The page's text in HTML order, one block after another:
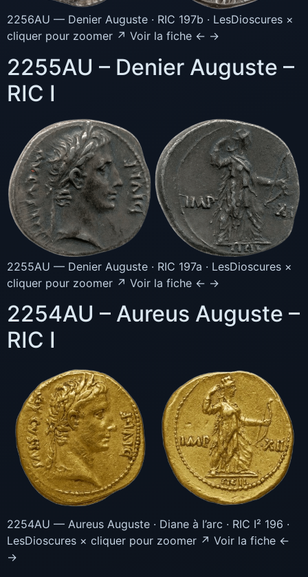
2256AU — Denier Auguste · RIC 197b · LesDioscures ×
cliquer pour zoomer ↗ Voir la fiche ← →
2255AU – Denier Auguste –
RIC I
2255AU — Denier Auguste · RIC 197a · LesDioscures ×
cliquer pour zoomer ↗ Voir la fiche ← →
2254AU – Aureus Auguste –
RIC I
2254AU — Aureus Auguste · Diane à l’arc · RIC I² 196 ·
LesDioscures × cliquer pour zoomer ↗ Voir la fiche ←
→